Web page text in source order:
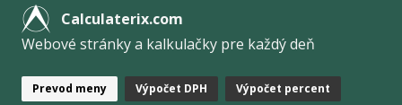
Calculaterix.com
Webové stránky a kalkulačky pre každý deň
Prevod meny Výpočet DPH Výpočet percent